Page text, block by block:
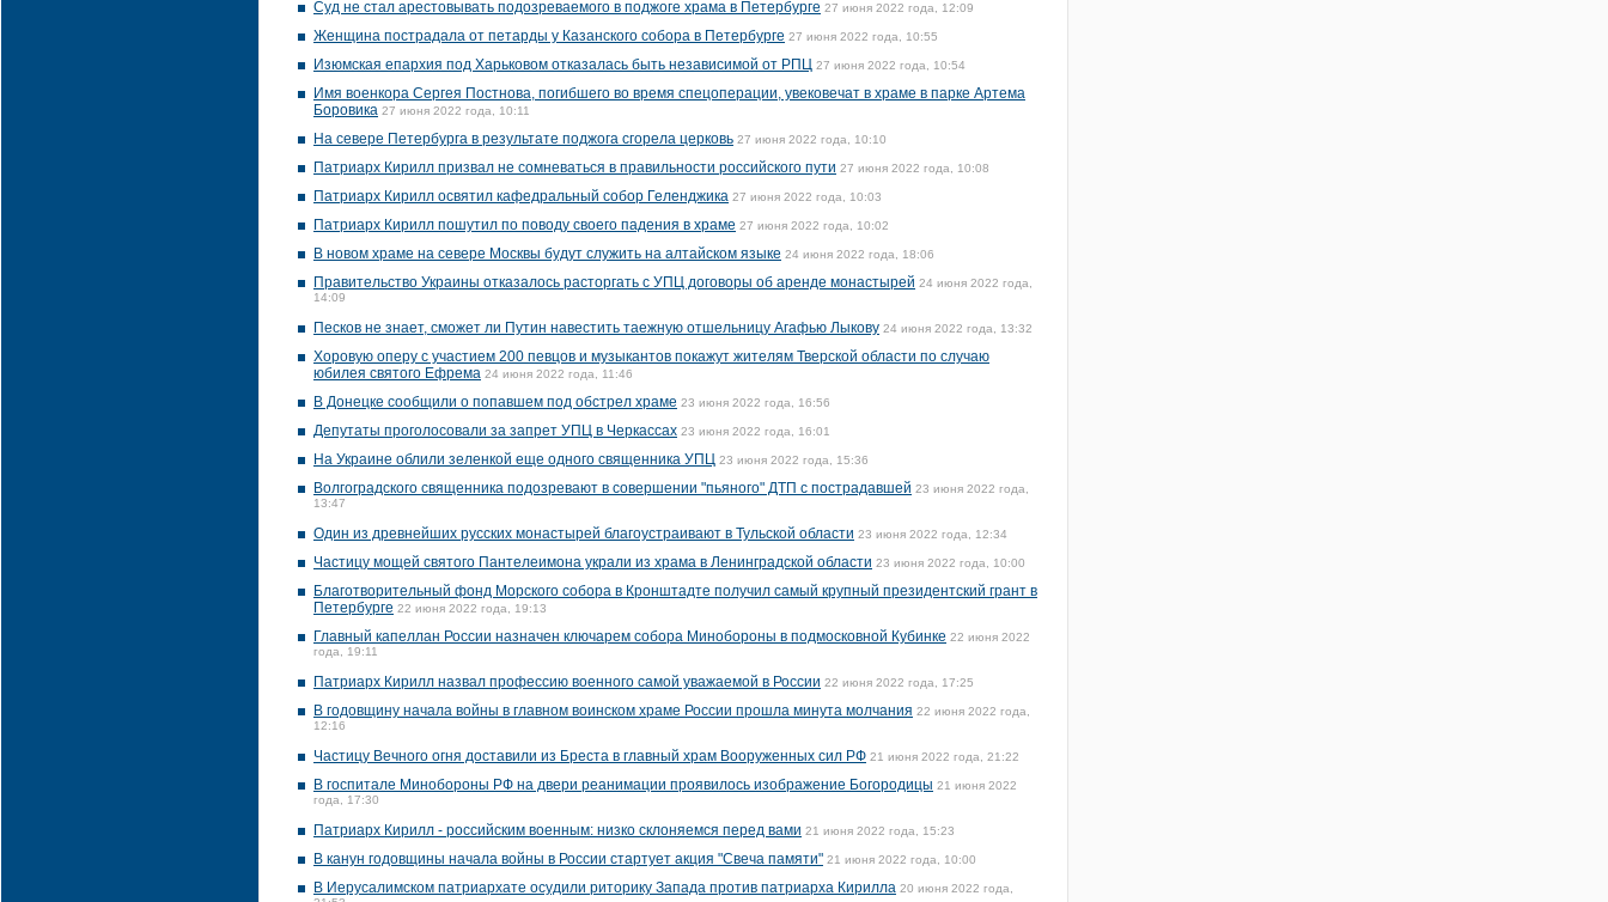
Суд не стал арестовывать подозреваемого в поджоге храма в Петербурге 27 июня 2022 года, 12:09
Женщина пострадала от петарды у Казанского собора в Петербурге 27 июня 2022 года, 10:55
Изюмская епархия под Харьковом отказалась быть независимой от РПЦ 27 июня 2022 года, 10:54
Имя военкора Сергея Постнова, погибшего во время спецоперации, увековечат в храме в парке Артема
Боровика 27 июня 2022 года, 10:11
На севере Петербурга в результате поджога сгорела церковь 27 июня 2022 года, 10:10
Патриарх Кирилл призвал не сомневаться в правильности российского пути 27 июня 2022 года, 10:08
Патриарх Кирилл освятил кафедральный собор Геленджика 27 июня 2022 года, 10:03
Патриарх Кирилл пошутил по поводу своего падения в храме 27 июня 2022 года, 10:02
В новом храме на севере Москвы будут служить на алтайском языке 24 июня 2022 года, 18:06
Правительство Украины отказалось расторгать с УПЦ договоры об аренде монастырей 24 июня 2022 года,
14:09
Песков не знает, сможет ли Путин навестить таежную отшельницу Агафью Лыкову 24 июня 2022 года, 13:32
Хоровую оперу с участием 200 певцов и музыкантов покажут жителям Тверской области по случаю
юбилея святого Ефрема 24 июня 2022 года, 11:46
В Донецке сообщили о попавшем под обстрел храме 23 июня 2022 года, 16:56
Депутаты проголосовали за запрет УПЦ в Черкассах 23 июня 2022 года, 16:01
На Украине облили зеленкой еще одного священника УПЦ 23 июня 2022 года, 15:36
Волгоградского священника подозревают в совершении "пьяного" ДТП с пострадавшей 23 июня 2022 года,
13:47
Один из древнейших русских монастырей благоустраивают в Тульской области 23 июня 2022 года, 12:34
Частицу мощей святого Пантелеимона украли из храма в Ленинградской области 23 июня 2022 года, 10:00
Благотворительный фонд Морского собора в Кронштадте получил самый крупный президентский грант в
Петербурге 22 июня 2022 года, 19:13
Главный капеллан России назначен ключарем собора Минобороны в подмосковной Кубинке 22 июня 2022
года, 19:11
Патриарх Кирилл назвал профессию военного самой уважаемой в России 22 июня 2022 года, 17:25
В годовщину начала войны в главном воинском храме России прошла минута молчания 22 июня 2022 года,
12:16
Частицу Вечного огня доставили из Бреста в главный храм Вооруженных сил РФ 21 июня 2022 года, 21:22
В госпитале Минобороны РФ на двери реанимации проявилось изображение Богородицы 21 июня 2022
года, 17:30
Патриарх Кирилл - российским военным: низко склоняемся перед вами 21 июня 2022 года, 15:23
В канун годовщины начала войны в России стартует акция "Свеча памяти" 21 июня 2022 года, 10:00
В Иерусалимском патриархате осудили риторику Запада против патриарха Кирилла 20 июня 2022 года,